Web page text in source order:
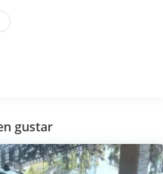
gustar